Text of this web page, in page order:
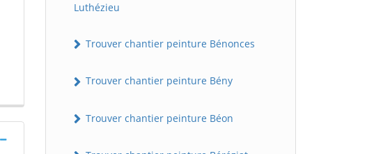
Luthézieu
Trouver chantier peinture Bénonces
Trouver chantier peinture Bény
Trouver chantier peinture Béon